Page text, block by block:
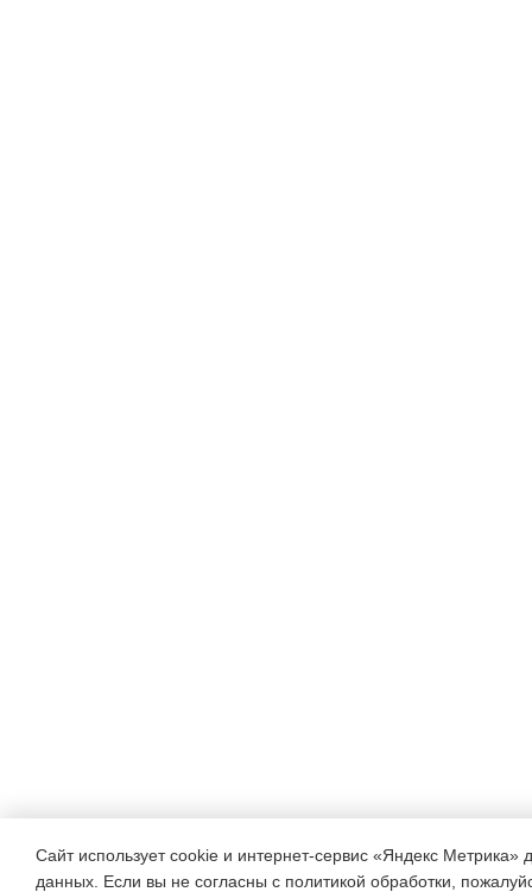
Сайт использует cookie и интернет-сервис «Яндекс Метрика»
данных. Если вы не согласны с политикой обработки,